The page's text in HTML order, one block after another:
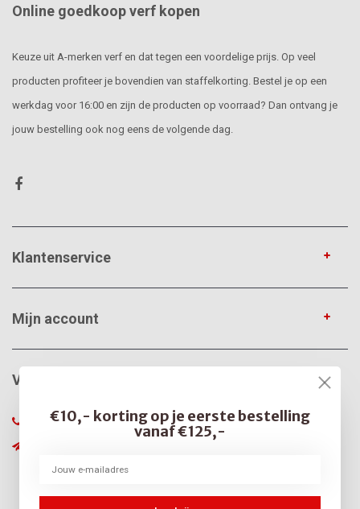
Online goedkoop verf kopen
Keuze uit A-merken verf en dat tegen een voordelige prijs. Op veel
producten profiteer je bovendien van staffelkorting. Bestel je op een
werkdag voor 16:00 en zijn de producten op voorraad? Dan ontvang je
jouw bestelling ook nog eens de volgende dag.
Klantenservice
Mijn account
VerfonlineXL
085-0666375
€10,- korting op je eerste bestelling
vanaf €125,-